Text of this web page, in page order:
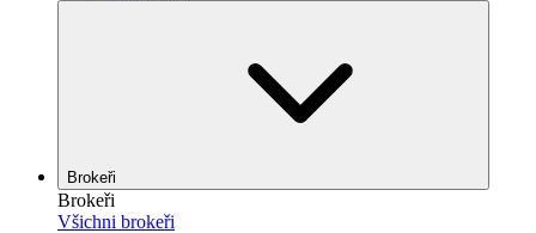
Brokeři
Brokeři
Všichni brokeři